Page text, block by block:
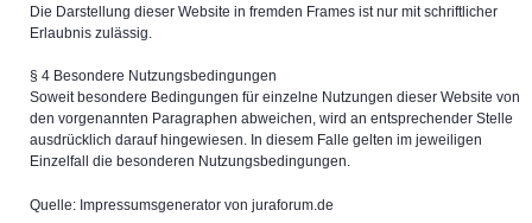
Die Darstellung dieser Website in fremden Frames ist nur mit schriftlicher
Erlaubnis zulässig.
§ 4 Besondere Nutzungsbedingungen
Soweit besondere Bedingungen für einzelne Nutzungen dieser Website von
den vorgenannten Paragraphen abweichen, wird an entsprechender Stelle
ausdrücklich darauf hingewiesen. In diesem Falle gelten im jeweiligen
Einzelfall die besonderen Nutzungsbedingungen.
Quelle: Impressumsgenerator von juraforum.de